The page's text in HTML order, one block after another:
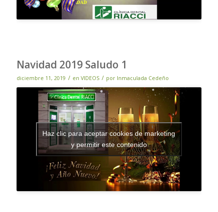
Navidad 2019 Saludo 1
diciembre 11, 2019 / en VIDEOS / por Inmaculada Cedeño
Haz clic para aceptar cookies de marketing
y permitir este contenido